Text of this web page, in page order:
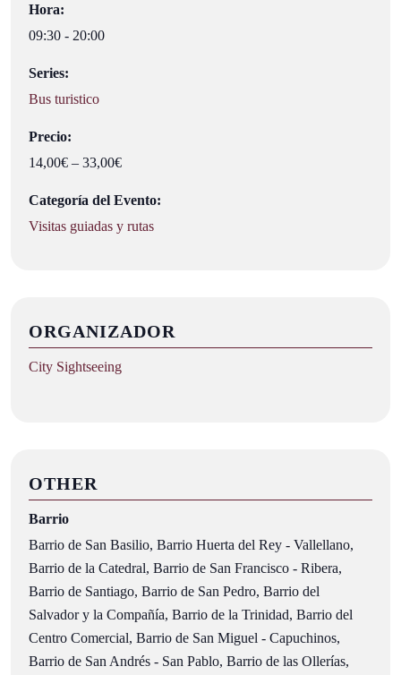
Hora:
09:30 - 20:00
Series:
Bus turistico
Precio:
14,00€ – 33,00€
Categoría del Evento:
Visitas guiadas y rutas
ORGANIZADOR
City Sightseeing
OTHER
Barrio
Barrio de San Basilio, Barrio Huerta del Rey - Vallellano,
Barrio de la Catedral, Barrio de San Francisco - Ribera,
Barrio de Santiago, Barrio de San Pedro, Barrio del
Salvador y la Compañía, Barrio de la Trinidad, Barrio del
Centro Comercial, Barrio de San Miguel - Capuchinos,
Barrio de San Andrés - San Pablo, Barrio de las Ollerías,